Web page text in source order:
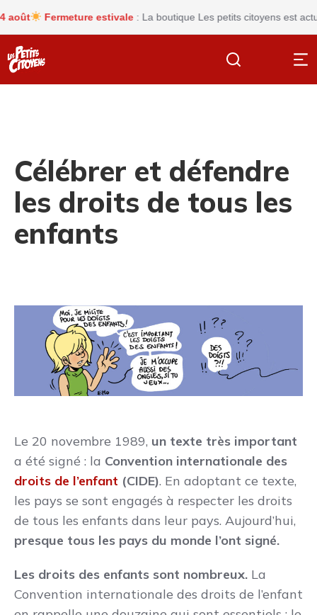
Fermeture estivale: La boutique Les petits citoyens est
Célébrer et défendre
les droits de tous les
enfants
Le 20 novembre 1989, un texte très important
a été signé : la Convention internationale des
droits de l’enfant (CIDE). En adoptant ce texte,
les pays se sont engagés à respecter les droits
de tous les enfants dans leur pays. Aujourd’hui,
presque tous les pays du monde l’ont signé.
Les droits des enfants sont nombreux. La
Convention internationale des droits de l’enfant